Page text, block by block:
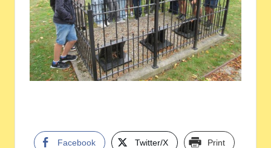
Facebook Twitter/X Print